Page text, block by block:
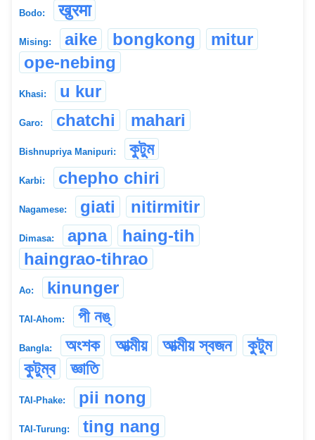
Bodo: खुरमा
Mising: aike bongkong
mitur
ope-nebing
Khasi: u kur
Garo: chatchi mahari
Bishnupriya Manipuri: কুটুম
Karbi: chepho chiri
Nagamese: giati nitirmitir
Dimasa: apna
haing-tih
haingrao-tihrao
Ao: kinunger
TAI-Ahom: পী নঙ্
Bangla: অংশক আত্মীয় আত্মীয় স্বজন
কুটুম
কুটুম্ব
জ্ঞাতি
TAI-Phake: pii nong
TAI-Turung: ting nang